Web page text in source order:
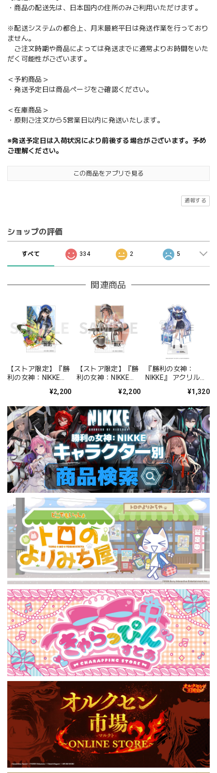
・商品の配送先は、日本国内の住所のみご利用いただけます。
※配送システムの都合上、月末最終平日は発送作業を行っており
ません。
ご注文時期や商品によっては発送までに通常よりお時間をいた
だく可能性がございます。
＜予約商品＞
・発送予定日は商品ページをご確認ください。
＜在庫商品＞
・原則ご注文から5営業日以内に発送いたします。
※発送予定日は入荷状況により前後する場合がございます。予め
ご理解ください。
この商品をアプリで見る
通報する
ショップの評価
すべて 334 2 5
関連商品
【ストア限定】『勝
利の女神：NIKKE』
アクリルジオラマ デ
¥2,200
【ストア限定】『勝
利の女神：NIKKE』
アクリルジオラマ ミ
¥2,200
『勝利の女神：
NIKKE』 アクリルス
ォーチュンメイト
¥1,320